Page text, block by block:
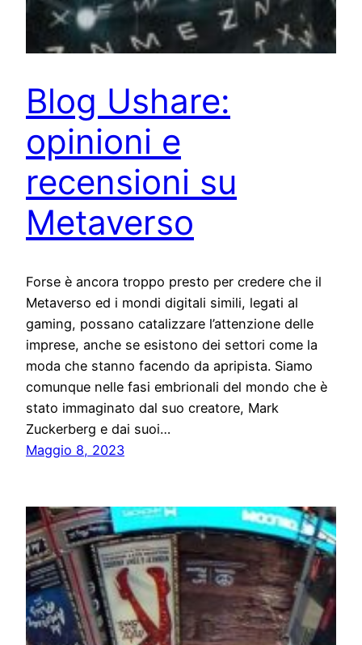
Blog Ushare:
opinioni e
recensioni su
Metaverso
Forse è ancora troppo presto per credere che il
Metaverso ed i mondi digitali simili, legati al
gaming, possano catalizzare l’attenzione delle
imprese, anche se esistono dei settori come la
moda che stanno facendo da apripista. Siamo
comunque nelle fasi embrionali del mondo che è
stato immaginato dal suo creatore, Mark
Zuckerberg e dai suoi…
Maggio 8, 2023